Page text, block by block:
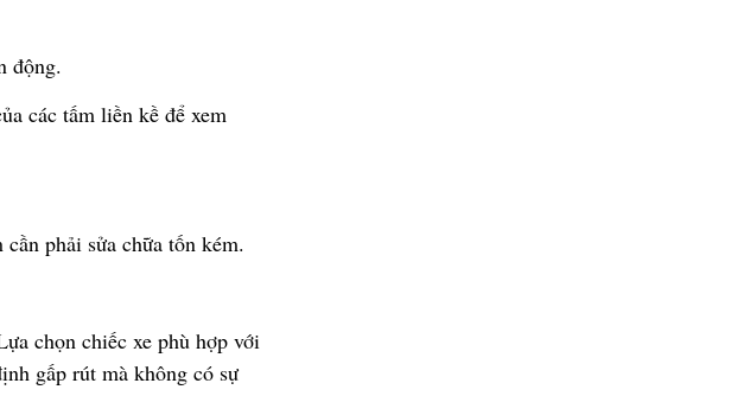
động.
ủa các tấm liền kề để xem
cần phải sửa chữa tốn kém.
ựa chọn chiếc xe phù hợp với
nh gấp rút mà không có sự